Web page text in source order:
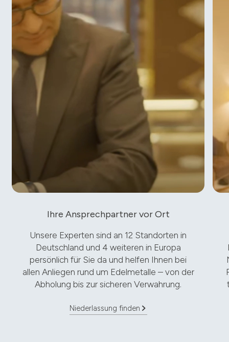
Ihre Ansprechpartner vor Ort
Unsere Experten sind an 12 Standorten in
Deutschland und 4 weiteren in Europa
persönlich für Sie da und helfen Ihnen bei
allen Anliegen rund um Edelmetalle – von der
Abholung bis zur sicheren Verwahrung.
Niederlassung finden